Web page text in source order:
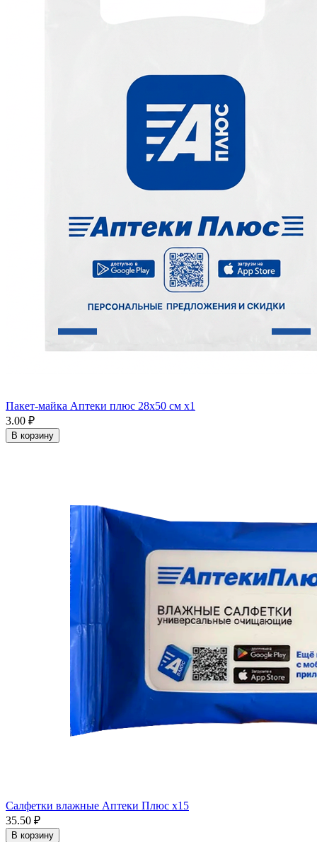
Пакет-майка Аптеки плюс 28х50 см x1
3.00 ₽
В корзину
Салфетки влажные Аптеки Плюс x15
35.50 ₽
В корзину